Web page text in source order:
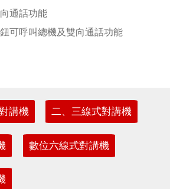
通話功能
可呼叫總機及雙向通話功能
講機 二、三線式對講機
數位六線式對講機